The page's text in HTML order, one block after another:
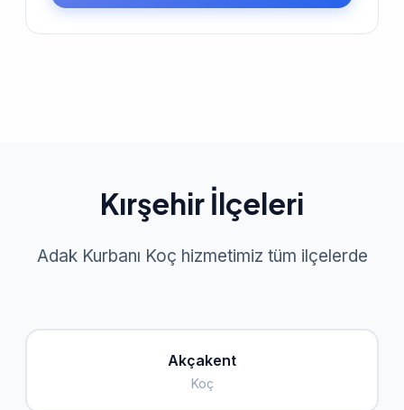
Kırşehir İlçeleri
Adak Kurbanı Koç hizmetimiz tüm ilçelerde
Akçakent
Koç